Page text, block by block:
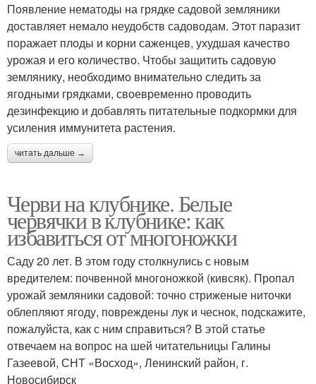
Появление нематоды на грядке садовой земляники
доставляет немало неудобств садоводам. Этот паразит
поражает плоды и корни саженцев, ухудшая качество
урожая и его количество. Чтобы защитить садовую
землянику, необходимо внимательно следить за
ягодными грядками, своевременно проводить
дезинфекцию и добавлять питательные подкормки для
усиления иммунитета растения.
читать дальше →
Черви на клубнике. Белые
червячки в клубнике: как
избавиться от многоножки
Саду 20 лет. В этом году столкнулись с новым
вредителем: почвенной многоножкой (кивсяк). Пропал
урожай земляники садовой: точно стриженые ниточки
облепляют ягоду, повреждены лук и чеснок, подскажите,
пожалуйста, как с ним справиться? В этой статье
отвечаем на вопрос на шей читательницы Галины
Газеевой, СНТ «Восход», Ленинский район, г.
Новосибирск